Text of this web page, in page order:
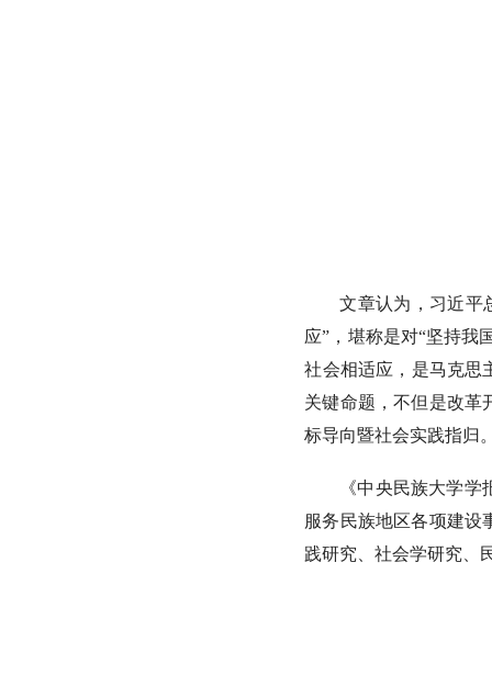
文章认为，习近平
应”，堪称是对“坚持我
社会相适应，是马克思
关键命题，不但是改革
标导向暨社会实践指归
《中央民族大学
服务民族地区各项建设
践研究、社会学研究、